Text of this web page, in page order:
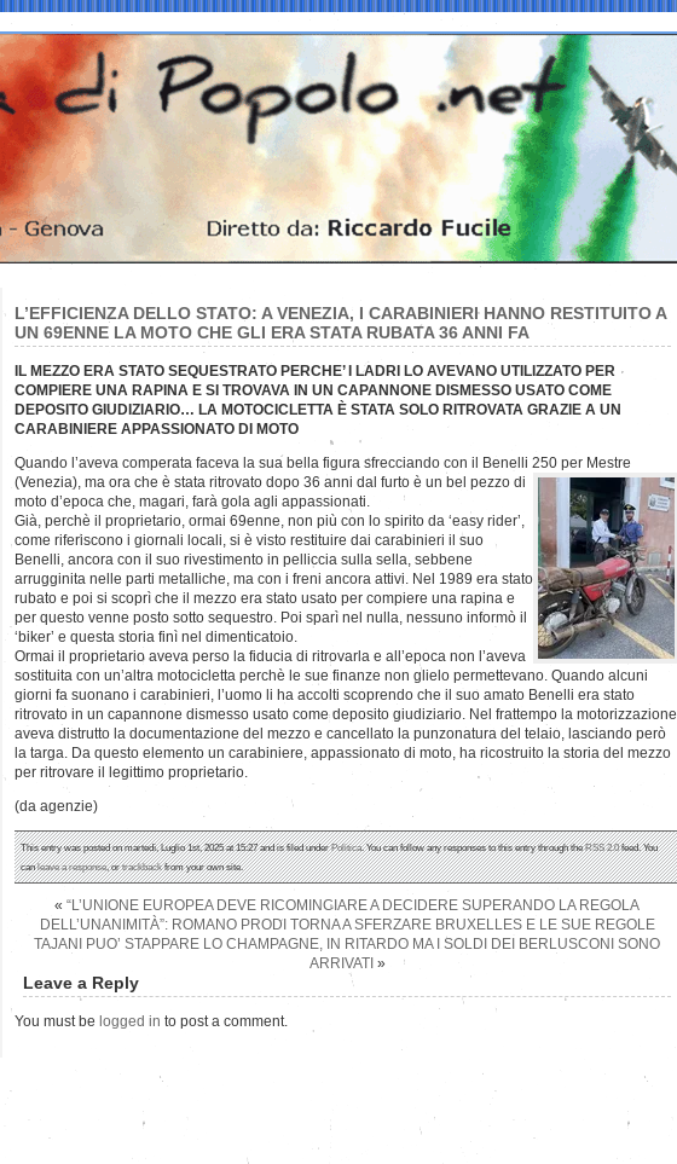
L’EFFICIENZA DELLO STATO: A VENEZIA, I CARABINIERI HANNO RESTITUITO A
UN 69ENNE LA MOTO CHE GLI ERA STATA RUBATA 36 ANNI FA
IL MEZZO ERA STATO SEQUESTRATO PERCHE’ I LADRI LO AVEVANO UTILIZZATO PER
COMPIERE UNA RAPINA E SI TROVAVA IN UN CAPANNONE DISMESSO USATO COME
DEPOSITO GIUDIZIARIO… LA MOTOCICLETTA È STATA SOLO RITROVATA GRAZIE A UN
CARABINIERE APPASSIONATO DI MOTO
Quando l’aveva comperata faceva la sua bella figura sfrecciando con il Benelli 250 per Mestre
(Venezia), ma ora che è stata ritrovato dopo 36 anni dal furto è un bel pezzo di
moto d’epoca che, magari, farà gola agli appassionati.
Già, perchè il proprietario, ormai 69enne, non più con lo spirito da ‘easy rider’,
come riferiscono i giornali locali, si è visto restituire dai carabinieri il suo
Benelli, ancora con il suo rivestimento in pelliccia sulla sella, sebbene
arrugginita nelle parti metalliche, ma con i freni ancora attivi. Nel 1989 era stato
rubato e poi si scoprì che il mezzo era stato usato per compiere una rapina e
per questo venne posto sotto sequestro. Poi sparì nel nulla, nessuno informò il
‘biker’ e questa storia finì nel dimenticatoio.
Ormai il proprietario aveva perso la fiducia di ritrovarla e all’epoca non l’aveva
sostituita con un’altra motocicletta perchè le sue finanze non glielo permettevano. Quando alcuni
giorni fa suonano i carabinieri, l’uomo li ha accolti scoprendo che il suo amato Benelli era stato
ritrovato in un capannone dismesso usato come deposito giudiziario. Nel frattempo la motorizzazione
aveva distrutto la documentazione del mezzo e cancellato la punzonatura del telaio, lasciando però
la targa. Da questo elemento un carabiniere, appassionato di moto, ha ricostruito la storia del mezzo
per ritrovare il legittimo proprietario.
(da agenzie)
This entry was posted on martedì, Luglio 1st, 2025 at 15:27 and is filed underPolitica. You can follow any responses to this entry through theRSS 2.0feed. You
canleave a response, ortrackbackfrom your own site.
« “L’UNIONE EUROPEA DEVE RICOMINCIARE A DECIDERE SUPERANDO LA REGOLA
DELL’UNANIMITÀ”: ROMANO PRODI TORNA A SFERZARE BRUXELLES E LE SUE REGOLE
TAJANI PUO’ STAPPARE LO CHAMPAGNE, IN RITARDO MA I SOLDI DEI BERLUSCONI SONO
ARRIVATI »
Leave a Reply
You must be logged in to post a comment.